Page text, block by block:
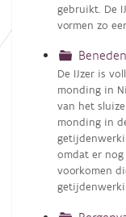
gebruikt. De
vormen zo
De IJzer is
monding in
van het
monding in
omdat er nog
voorkomen